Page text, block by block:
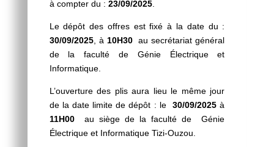
à compter du : 23/09/2025.
Le dépôt des offres est fixé à la date du :
30/09/2025, à 10H30au secrétariat général
de la faculté de Génie Électrique et
Informatique.
L’ouverture des plis aura lieu le même jour
de la date limite de dépôt : le30/09/2025à
11H00au siège de la faculté de Génie
Électrique et Informatique Tizi-Ouzou.